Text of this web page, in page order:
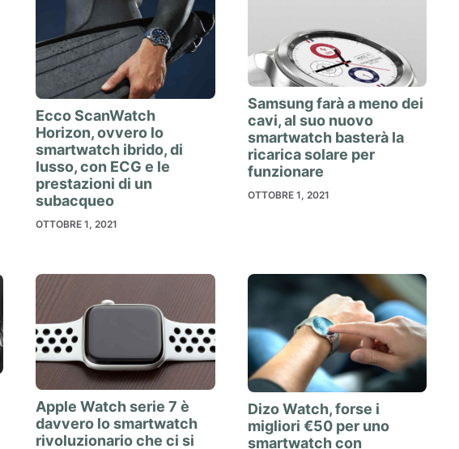
Ecco ScanWatch
Horizon, ovvero lo
smartwatch ibrido, di
lusso, con ECG e le
prestazioni di un
subacqueo
OTTOBRE 1, 2021
Samsung farà a meno dei
cavi, al suo nuovo
smartwatch basterà la
ricarica solare per
funzionare
OTTOBRE 1, 2021
Apple Watch serie 7 è
davvero lo smartwatch
rivoluzionario che ci si
Dizo Watch, forse i
migliori €50 per uno
smartwatch con